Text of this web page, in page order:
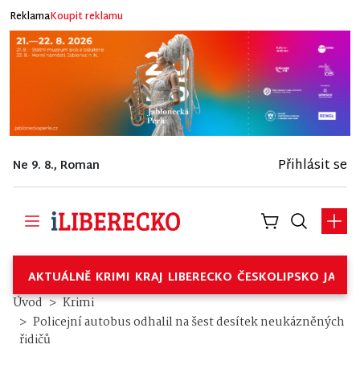
ReklamaKoupit reklamu
Ne 9. 8., Roman Přihlásit se
AKTUÁLNĚ KRIMI KRAJ LIBERECKO ČESKOLIPSKO
Úvod
Krimi
Policejní autobus odhalil na šest desítek neukázněných
řidičů